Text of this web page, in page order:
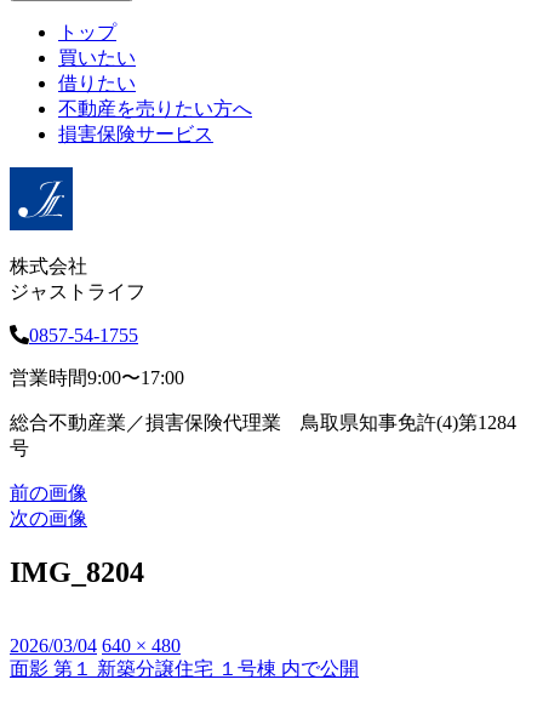
トップ
買いたい
借りたい
不動産を売りたい方へ
損害保険サービス
株式会社
ジャストライフ
0857-54-1755
営業時間9:00〜17:00
総合不動産業／損害保険代理業 鳥取県知事免許(4)第1284
号
前の画像
次の画像
IMG_8204
投
稿
2026/03/04 フ
ル
640 × 480
投
面影 第１ 新築分譲住宅 １号棟 内で公開